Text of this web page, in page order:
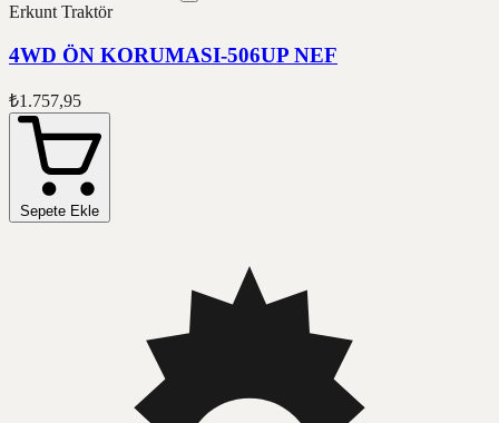
Erkunt Traktör
4WD ÖN KORUMASI-506UP NEF
₺1.757,95
Sepete Ekle